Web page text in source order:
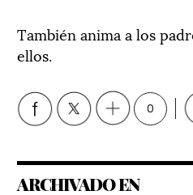
También anima a los
ellos.
0
ARCHIVADO EN